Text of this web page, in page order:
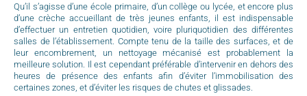
Qu’il s’agisse d’une école primaire, d’un collège ou lycée, et encore plus
d’une crèche accueillant de très jeunes enfants, il est indispensable
d’effectuer un entretien quotidien, voire pluriquotidien des différentes
salles de l’établissement. Compte tenu de la taille des surfaces, et de
leur encombrement, un nettoyage mécanisé est probablement la
meilleure solution. Il est cependant préférable d’intervenir en dehors des
heures de présence des enfants afin d’éviter l’immobilisation des
certaines zones, et d’éviter les risques de chutes et glissades.